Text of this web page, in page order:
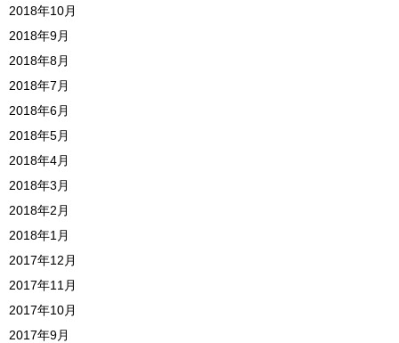
2018年10月
2018年9月
2018年8月
2018年7月
2018年6月
2018年5月
2018年4月
2018年3月
2018年2月
2018年1月
2017年12月
2017年11月
2017年10月
2017年9月